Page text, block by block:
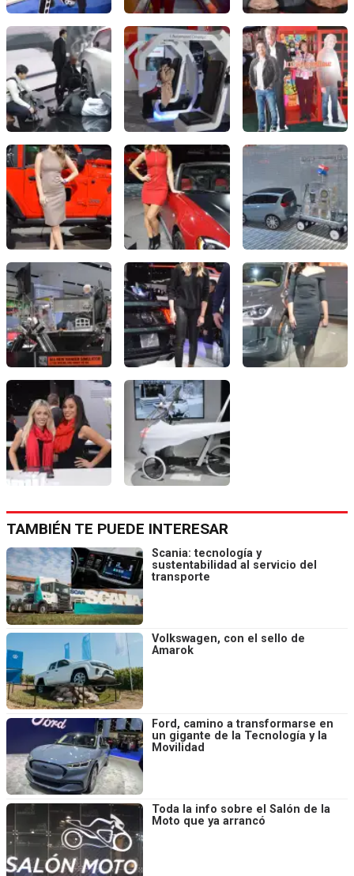
TAMBIÉN TE PUEDE INTERESAR
Scania: tecnología y
sustentabilidad al servicio del
transporte
Volkswagen, con el sello de
Amarok
Ford, camino a transformarse en
un gigante de la Tecnología y la
Movilidad
Toda la info sobre el Salón de la
Moto que ya arrancó